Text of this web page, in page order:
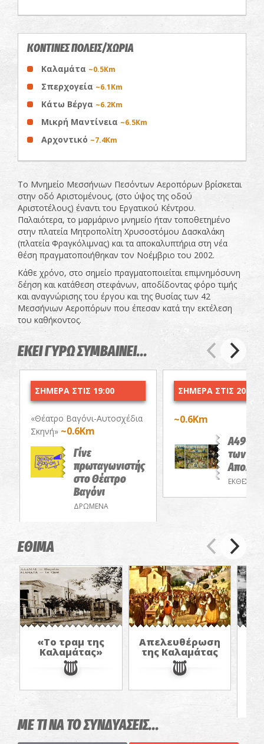
ΚΟΝΤΙΝΕΣ ΠΟΛΕΙΣ/ΧΩΡΙΑ
Καλαμάτα ~0.5Km
Σπερχογεία ~6.1Km
Κάτω Βέργα ~6.2Km
Μικρή Μαντίνεια ~6.5Km
Αρχοντικό ~7.4Km
Το Μνημείο Μεσσήνιων Πεσόντων Αεροπόρων βρίσκεται
στην οδό Αριστομένους, (στο ύψος της οδού
Αριστοτέλους) έναντι του Εργατικού Κέντρου.
Παλαιότερα, το μαρμάρινο μνημείο ήταν τοποθετημένο
στην πλατεία Μητροπολίτη Χρυσοστόμου Δασκαλάκη
(πλατεία Φραγκόλιμνας) και τα αποκαλυπτήρια στη νέα
θέση πραγματοποιήθηκαν τον Νοέμβριο του 2002.
Κάθε χρόνο, στο σημείο πραγματοποιείται επιμνημόσυνη
δέηση και κατάθεση στεφάνων, αποδίδοντας φόρο τιμής
και αναγνώρισης του έργου και της θυσίας των 42
Μεσσήνιων Αεροπόρων που έπεσαν κατά την εκτέλεση
του καθήκοντος.
ΕΚΕΙ ΓΥΡΩ ΣΥΜΒΑΙΝΕΙ...
ΣΗΜΕΡΑ ΣΤΙΣ 19:00
«Θέατρο Βαγόνι-Αυτοσχέδια
Σκηνή» ~0.6Km
Γίνε
πρωταγωνιστής
στο Θέατρο
Βαγόνι
ΔΡΩΜΕΝΑ
ΣΗΜΕΡΑ ΣΤΙΣ 20:00
~0.6Km
Α49-Ο
των
ΕΚΘΕΣΕΙΣ
ΕΘΙΜΑ
«Το τραμ της
Καλαμάτας»
Απελευθέρωση
της Καλαμάτας
ΜΕ ΤΙ ΝΑ ΤΟ ΣΥΝΔΥΑΣΕΙΣ...